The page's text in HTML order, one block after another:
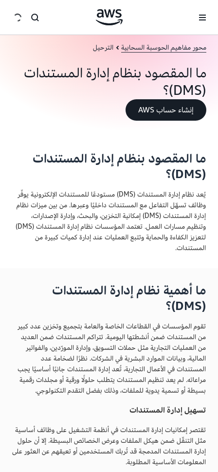
محور مفاهيم الحوسبة السحابية الترحيل
ما المقصود بنظام إدارة المستندات
(DMS)؟
إنشاء حساب AWS
ما المقصود بنظام إدارة المستندات
(DMS)؟
يُعد نظام إدارة المستندات (DMS) مستودعًا للمستندات الإلكترونية يوفّر
وظائف تسهّل التفاعل مع المستندات داخليًا وعبرها. من بين ميزات نظام
إدارة المستندات (DMS) إمكانية التخزين، والبحث، وإدارة الإصدارات،
وتنظيم مسارات العمل. تعتمد المؤسسات نظام إدارة المستندات (DMS)
لتعزيز الكفاءة والحماية وتتبع العمليات عند إدارة كميات كبيرة من
المستندات.
ما أهمية نظام إدارة المستندات
(DMS)؟
تقوم المؤسسات في القطاعات الخاصة والعامة بتجميع وتخزين عدد كبير
من المستندات ضمن أنشطتها اليومية. تتراكم المستندات ضمن العديد
من العمليات التجارية مثل حملات التسويق، وإدارة المورّدين، والفواتير
المالية، وبيانات الموارد البشرية في الشركات. نظرًا لضخامة عدد
المستندات في الأعمال التجارية، تُعد إدارة المستندات جانبًا أساسيًا يجب
مراعاته. لم يعد تنظيم المستندات يتطلب حلولًا ورقية أو مجلدات رقمية
بسيطة أو تسمية يدوية للملفات، وذلك بفضل التقدم التكنولوجي.
تسهيل إدارة المستندات
تقتصر إمكانيات إدارة المستندات في أنظمة التشغيل على وظائف أساسية
مثل التنقّل ضمن هيكل الملفات وعرض الخصائص البسيطة. إلا أن حلول
إدارة المستندات المدمجة قد تُربك المستخدمين أو تعيقهم عن العثور على
المعلومات الأساسية المطلوبة.